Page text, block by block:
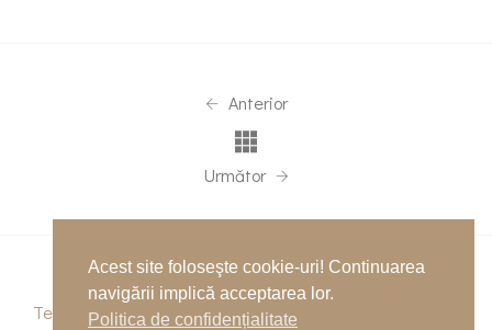
Anterior
Următor
Telefon
Acest site foloseşte cookie-uri! Continuarea
navigării implică acceptarea lor.
Politica de confidențialitate